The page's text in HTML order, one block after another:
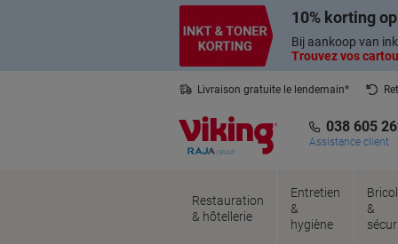
10% korting
Bij aankoop van
Trouvez vos
Livraison gratuite le lendemain*
038 605
Assistance client
Restauration
& hôtellerie
Entretien
&
hygiène
&